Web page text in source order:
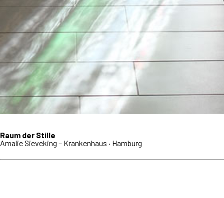
Raum der Stille
Amalie Sieveking – Krankenhaus · Hamburg